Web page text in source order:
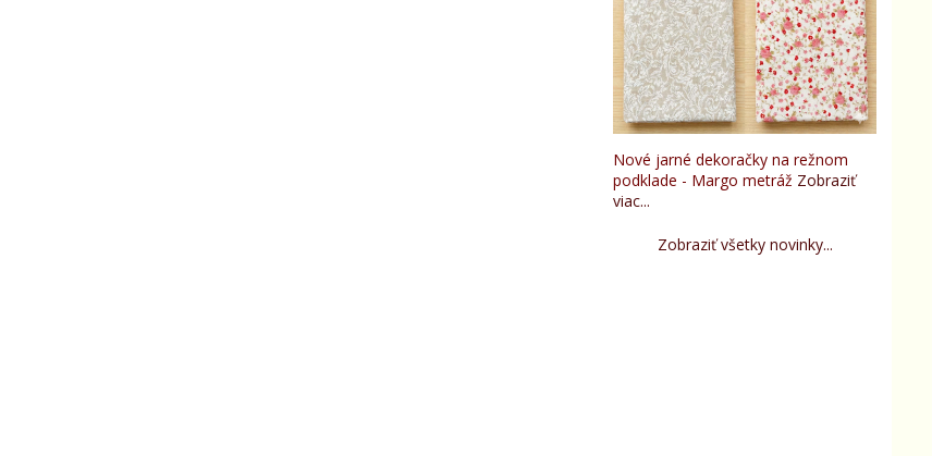
Nové jarné dekoračky na režnom
podklade - Margo metráž Zobraziť
viac...
Zobraziť všetky novinky...